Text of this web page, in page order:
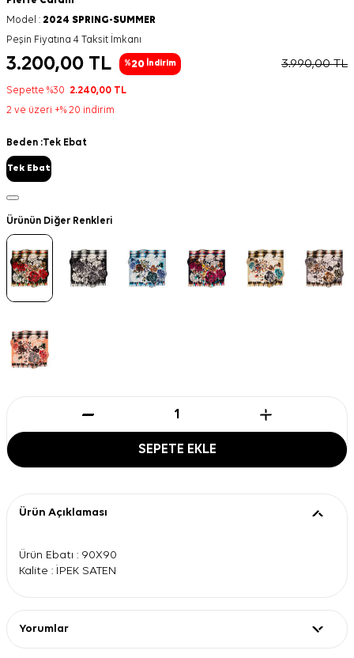
Model : 2024 SPRING-SUMMER
Peşin Fiyatına 4 Taksit İmkanı
3.200,00 TL %20 İndirim 3.990,00TL
Sepette %30 2.240,00 TL
2 ve üzeri +% 20 indirim
Beden :Tek Ebat
Tek Ebat
Ürünün Diğer Renkleri
SEPETE EKLE
Ürün Açıklaması
Ürün Ebatı : 90X90
Kalite : İPEK SATEN
Yorumlar